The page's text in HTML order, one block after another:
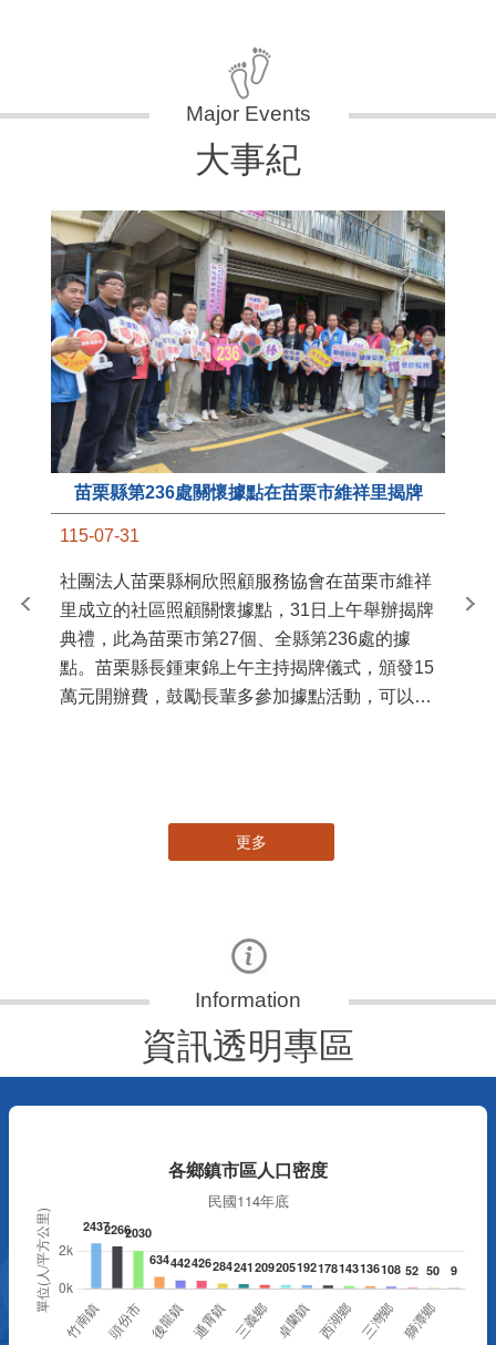
大事紀
苗栗縣第236處關懷據點在苗栗市維祥里揭牌
115-07-31
社團法人苗栗縣桐欣照顧服務協會在苗栗市維祥
里成立的社區照顧關懷據點，31日上午舉辦揭牌
典禮，此為苗栗市第27個、全縣第236處的據
點。苗栗縣長鍾東錦上午主持揭牌儀式，頒發15
萬元開辦費，鼓勵長輩多參加據點活動，可以更
苗
更多
資訊透明專區